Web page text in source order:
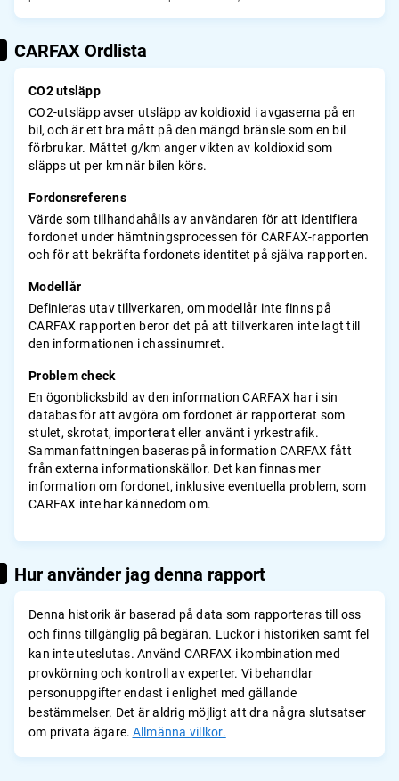
CARFAX Ordlista
CO2 utsläpp
CO2-utsläpp avser utsläpp av koldioxid i avgaserna på en
bil, och är ett bra mått på den mängd bränsle som en bil
förbrukar. Måttet g/km anger vikten av koldioxid som
släpps ut per km när bilen körs.
Fordonsreferens
Värde som tillhandahålls av användaren för att identifiera
fordonet under hämtningsprocessen för CARFAX-rapporten
och för att bekräfta fordonets identitet på själva rapporten.
Modellår
Definieras utav tillverkaren, om modellår inte finns på
CARFAX rapporten beror det på att tillverkaren inte lagt till
den informationen i chassinumret.
Problem check
En ögonblicksbild av den information CARFAX har i sin
databas för att avgöra om fordonet är rapporterat som
stulet, skrotat, importerat eller använt i yrkestrafik.
Sammanfattningen baseras på information CARFAX fått
från externa informationskällor. Det kan finnas mer
information om fordonet, inklusive eventuella problem, som
CARFAX inte har kännedom om.
Hur använder jag denna rapport
Denna historik är baserad på data som rapporteras till oss
och finns tillgänglig på begäran. Luckor i historiken samt fel
kan inte uteslutas. Använd CARFAX i kombination med
provkörning och kontroll av experter. Vi behandlar
personuppgifter endast i enlighet med gällande
bestämmelser. Det är aldrig möjligt att dra några slutsatser
om privata ägare. Allmänna villkor.